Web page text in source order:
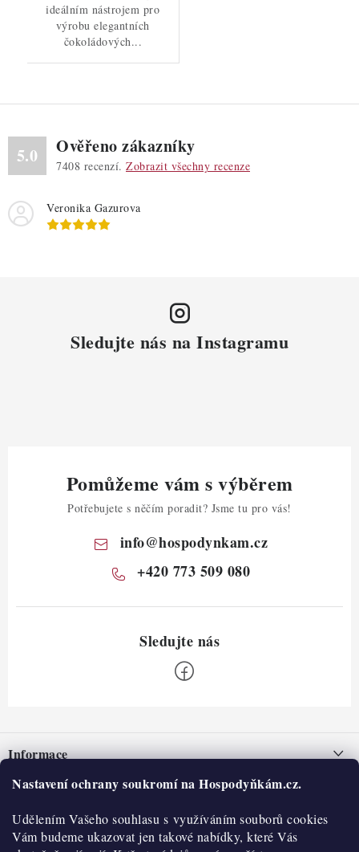
Nastavení ochrany soukromí na Hospodyňkám.cz.
Udělením Vašeho souhlasu s využíváním souborů cookies
Vám budeme ukazovat jen takové nabídky, které Vás
ideálním nástrojem pro
výrobu elegantních
čokoládových...
5.0 Ověřeno zákazníky
7408 recenzí. Zobrazit všechny recenze
Veronika Gazurova
Sledujte nás na Instagramu
Pomůžeme vám s výběrem
Potřebujete s něčím poradit? Jsme tu pro vás!
info@hospodynkam.cz
+420 773 509 080
pInformace
Nepřevzetí zásilky na dobírku
Obchodní podmínky
Hodnocení obchodu
O nás
Historie
O nákupu